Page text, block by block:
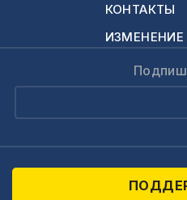
КОНТАКТЫ
ИЗМЕНЕНИЕ